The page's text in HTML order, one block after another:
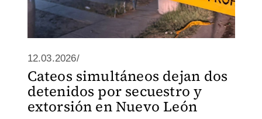
12.03.2026/
Cateos simultáneos dejan dos
detenidos por secuestro y
extorsión en Nuevo León